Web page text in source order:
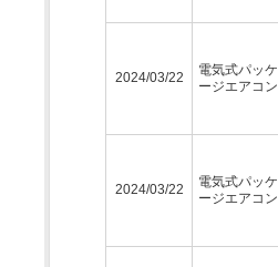
2024/03/22
電気式パッケ
ージエアコン
2024/03/22
電気式パッケ
ージエアコン